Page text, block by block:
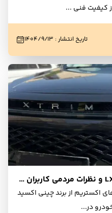
کیفیت فنی ...
تاریخ انتشار: ۱۴۰۴/۹/۱۳
بررسی اجمالی اکستریم LX (SX) و نظرات مردمی کاربران و مالکان
اکستریم از برند چینی اکسید
در...